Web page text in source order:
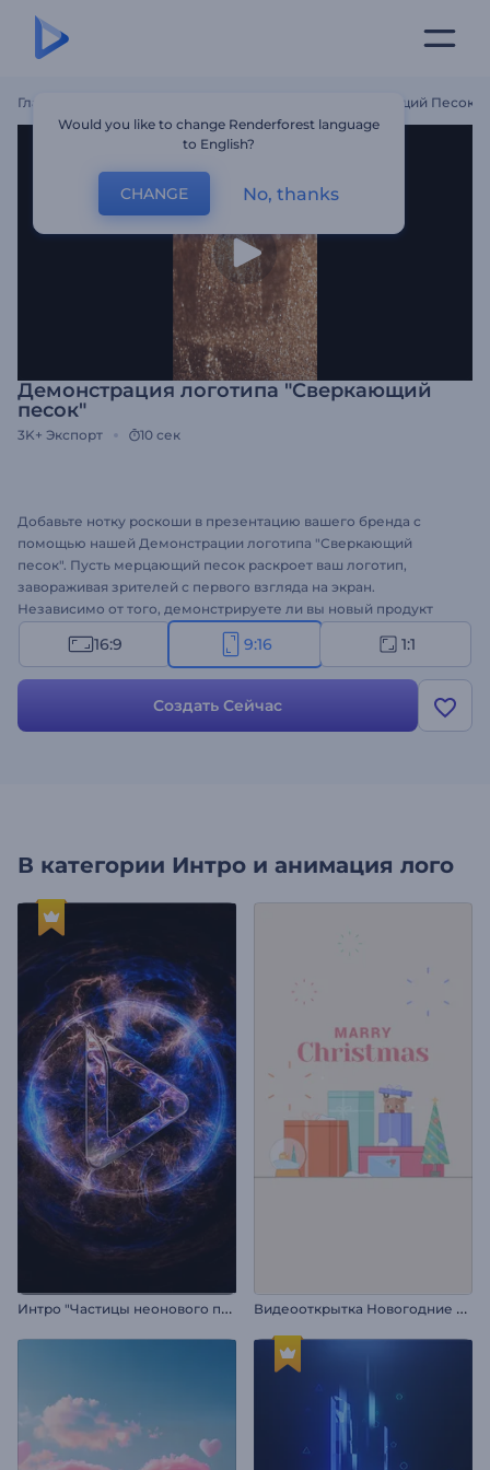
Главная Демонстрация Логотипа "Сверкающий Песок"
Демонстрация логотипа "Сверкающий
песок"
3K+ Экспорт 10 сек
Добавьте нотку роскоши в презентацию вашего бренда с
помощью нашей Демонстрации логотипа "Сверкающий
песок". Пусть мерцающий песок раскроет ваш логотип,
завораживая зрителей с первого взгляда на экран.
Независимо от того, демонстрируете ли вы новый продукт
или представляете свою компанию, этот шаблон обеспечит
запоминающуюся презентацию. Настройте его с помощью
свой бренд среди других. Создавайте прямо сейчас и
поднимайте свою визуальную идентичность на новую высоту!
16:9 9:16 1:1
Создать Сейчас
В категории Интро и анимация лого
И
нтро "Частицы неонового пламени" В
идеооткрытка Новогодние подарки
Would you like to change Renderforest language
to English?
CHANGE No, thanks